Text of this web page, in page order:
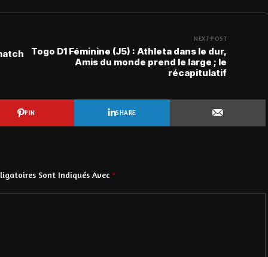
NEXT POST
Togo D1 Féminine (J5) : Athleta dans le dur,
Amis du monde prend le large ; le
récapitulatif
PIN SHARE
Sont Indiqués Avec *